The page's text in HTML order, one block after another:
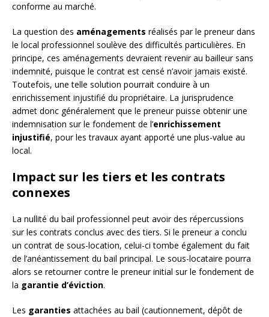
conforme au marché.
La question des aménagements réalisés par le preneur dans
le local professionnel soulève des difficultés particulières. En
principe, ces aménagements devraient revenir au bailleur sans
indemnité, puisque le contrat est censé n’avoir jamais existé.
Toutefois, une telle solution pourrait conduire à un
enrichissement injustifié du propriétaire. La jurisprudence
admet donc généralement que le preneur puisse obtenir une
indemnisation sur le fondement de l’enrichissement
injustifié, pour les travaux ayant apporté une plus-value au
local.
Impact sur les tiers et les contrats
connexes
La nullité du bail professionnel peut avoir des répercussions
sur les contrats conclus avec des tiers. Si le preneur a conclu
un contrat de sous-location, celui-ci tombe également du fait
de l’anéantissement du bail principal. Le sous-locataire pourra
alors se retourner contre le preneur initial sur le fondement de
la garantie d’éviction.
Les garanties attachées au bail (cautionnement, dépôt de